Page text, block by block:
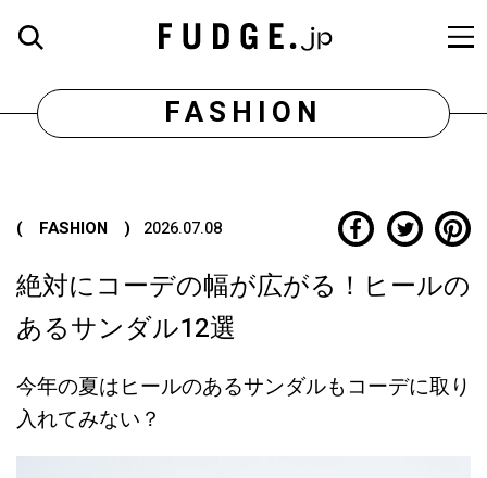
FASHION
( FASHION ) 2026.07.08
絶対にコーデの幅が広がる！ヒールの
あるサンダル12選
今年の夏はヒールのあるサンダルもコーデに取り
入れてみない？